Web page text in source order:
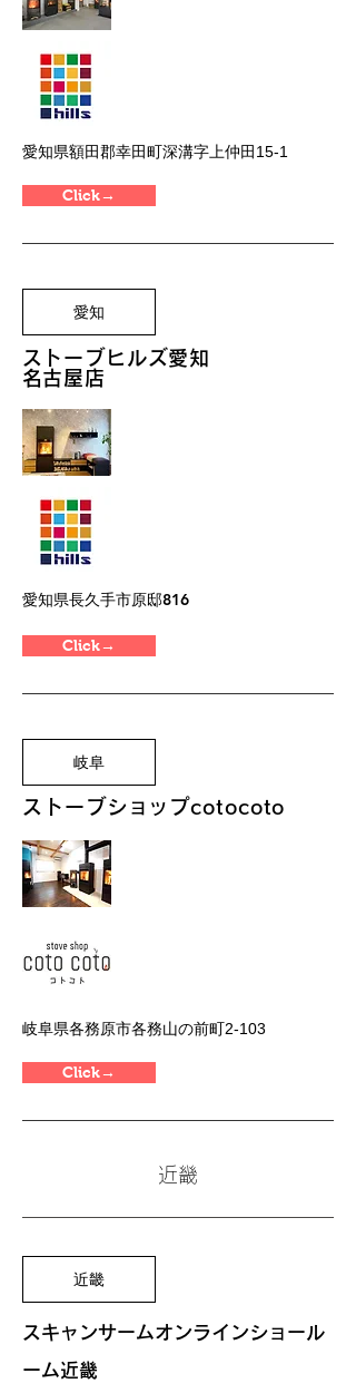
愛知県額田郡幸田町深溝字上仲田15-1
Click→
愛知
​ ストーブヒルズ愛知
​名古屋店
愛知県長久手市原邸816
Click→
岐阜
ストーブショップcotocoto
岐阜県各務原市各務山の前町2-103
Click→
近畿
近畿
スキャンサームオンラインショール
ーム近畿